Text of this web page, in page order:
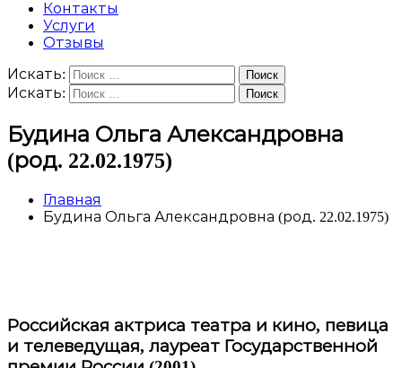
Контакты
Услуги
Отзывы
Искать: Поиск
Искать: Поиск
Будина Ольга Александровна
(род. 22.02.1975)
Главная
Будина Ольга Александровна (род. 22.02.1975)
Российская актриса театра и кино, певица
и телеведущая, лауреат Государственной